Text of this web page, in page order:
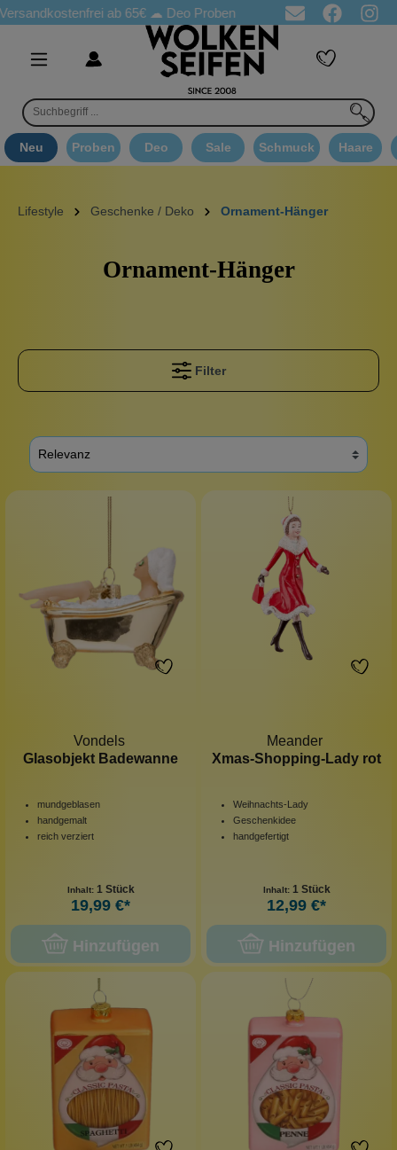
ab 65€☁ Deo Proben in jeder Bestellung ☁ Goodie
Neu Proben Deo Sale Schmuck Haare
Lifestyle Geschenke / Deko Ornament-Hänger
Ornament-Hänger
Filter
Vondels
Glasobjekt Badewanne
mundgeblasen
handgemalt
reich verziert
Inhalt: 1 Stück
19,99 €*
Hinzufügen
Meander
Xmas-Shopping-Lady rot
Weihnachts-Lady
Geschenkidee
handgefertigt
Inhalt: 1 Stück
12,99 €*
Hinzufügen